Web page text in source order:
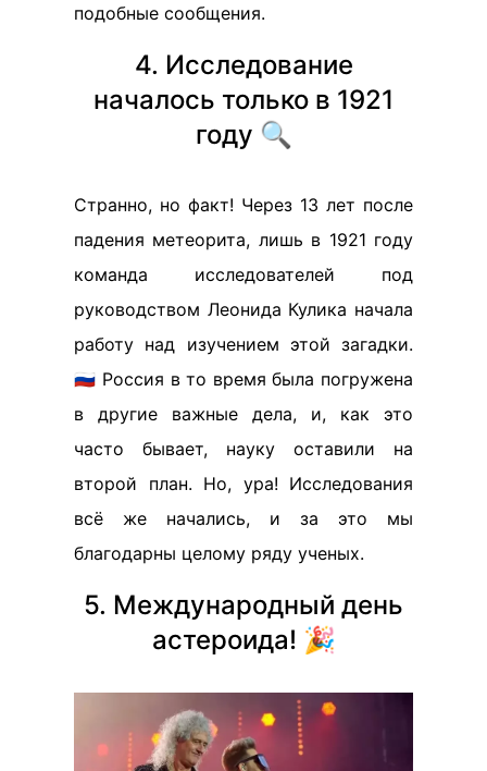
подобные сообщения.
4. Исследование
началось только в 1921
году 🔍
Странно, но факт! Через 13 лет после
падения метеорита, лишь в 1921 году
команда исследователей под
руководством Леонида Кулика начала
работу над изучением этой загадки.
🇷🇺 Россия в то время была погружена
в другие важные дела, и, как это
часто бывает, науку оставили на
второй план. Но, ура! Исследования
всё же начались, и за это мы
благодарны целому ряду ученых.
5. Международный день
астероида! 🎉